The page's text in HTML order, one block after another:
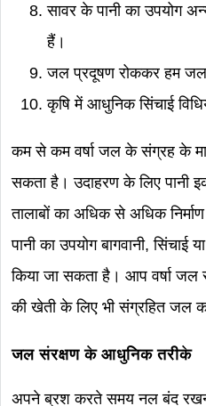
सावर के पानी का उपयोग
हैं।
जल प्रदूषण रोककर हम जल
कृषि में आधुनिक सिंचाई
कम से कम वर्षा जल के संग्रह के
सकता है। उदाहरण के लिए पानी
तालाबों का अधिक से अधिक
पानी का उपयोग बागवानी,
किया जा सकता है। आप वर्षा
की खेती के लिए भी संग्रहित जल
जल संरक्षण के आधुनिक तरीके
अपने ब्रश करते समय नल बंद